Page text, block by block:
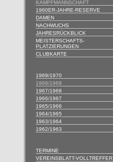
KAMPFMANNSCHAFT
1960ER-JAHRE-RESERVE
DAMEN
NACHWUCHS
JAHRESRÜCKBLICK
MEISTERSCHAFTS-
PLATZIERUNGEN
CLUBKARTE
1969/1970
1968/1969
1967/1968
1966/1967
1965/1966
1964/1965
1963/1964
1962/1963
TERMINE
VEREINSBLATT-VOLLTREFFER